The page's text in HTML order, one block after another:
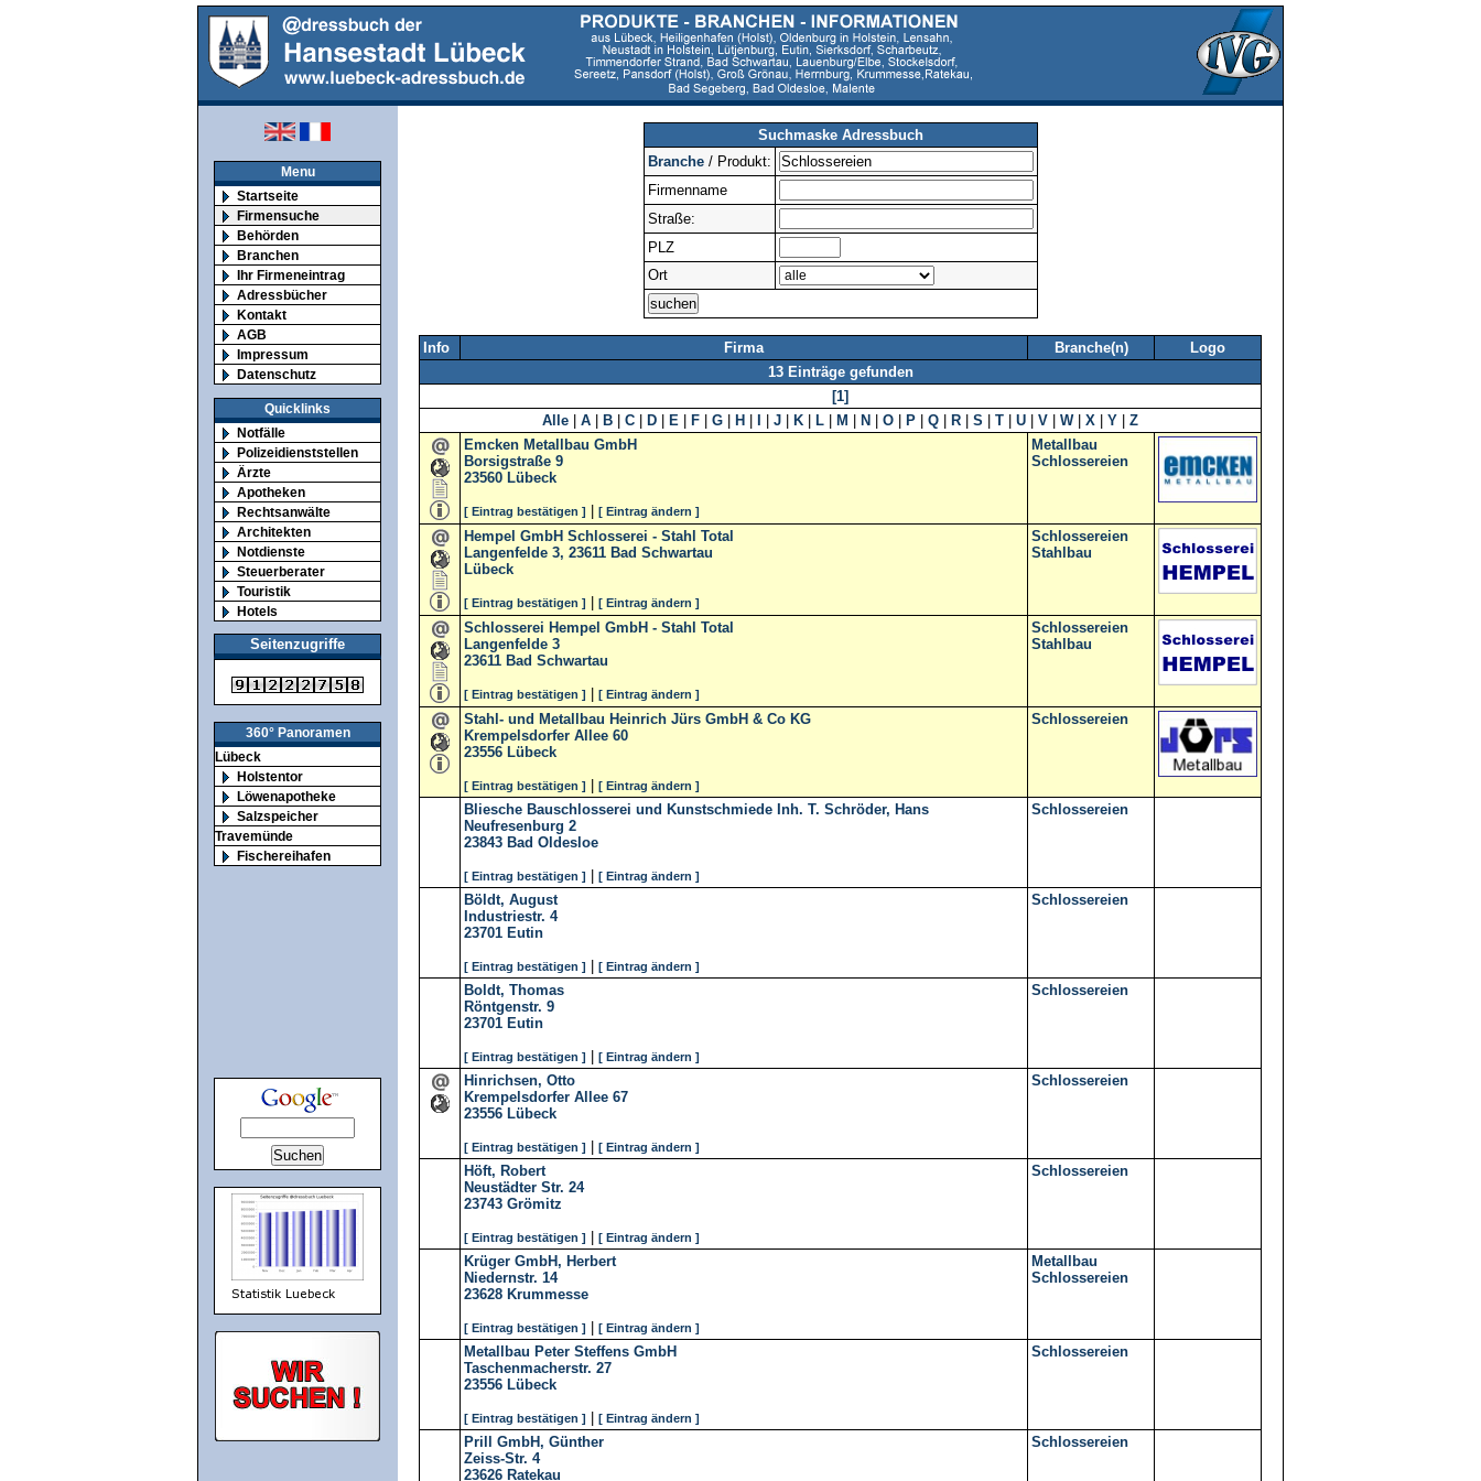
Menu
Startseite
Firmensuche
Behörden
Branchen
Ihr Firmeneintrag
Adressbücher
Kontakt
AGB
Impressum
Datenschutz
Quicklinks
Notfälle
Polizeidienststellen
Ärzte
Apotheken
Rechtsanwälte
Architekten
Notdienste
Steuerberater
Touristik
Hotels
Seitenzugriffe
360° Panoramen
Lübeck
Holstentor
Löwenapotheke
Salzspeicher
Travemünde
Fischereihafen
Suchmaske Adressbuch
Branche/ Produkt:
Firmenname
Straße:
PLZ
Ort
Info Firma Branche(n)
Logo
13 Einträge gefunden
[1]
Alle
A B C D E F G H J K L M N O P Q R S T U V W| X Y
Z
Emcken Metallbau GmbH
Borsigstraße 9
23560 Lübeck
[ Eintrag bestätigen ] [ Eintrag ändern ]
Metallbau
Schlossereien
Hempel GmbH Schlosserei - Stahl Total
Langenfelde 3, 23611 Bad Schwartau
Lübeck
[ Eintrag bestätigen ] [ Eintrag ändern ]
Schlossereien
Stahlbau
Schlosserei Hempel GmbH - Stahl Total
Langenfelde 3
23611 Bad Schwartau
[ Eintrag bestätigen ] [ Eintrag ändern ]
Schlossereien
Stahlbau
Stahl- und Metallbau Heinrich Jürs GmbH & Co KG
Krempelsdorfer Allee 60
23556 Lübeck
[ Eintrag bestätigen ] [ Eintrag ändern ]
Schlossereien
Bliesche Bauschlosserei und Kunstschmiede Inh. T. Schröder, Hans
Neufresenburg 2
23843 Bad Oldesloe
[ Eintrag bestätigen ] [ Eintrag ändern ]
Schlossereien
Böldt, August
Industriestr. 4
23701 Eutin
[ Eintrag bestätigen ] [ Eintrag ändern ]
Schlossereien
Boldt, Thomas
Röntgenstr. 9
23701 Eutin
[ Eintrag bestätigen ] [ Eintrag ändern ]
Schlossereien
Hinrichsen, Otto
Krempelsdorfer Allee 67
23556 Lübeck
[ Eintrag bestätigen ] [ Eintrag ändern ]
Schlossereien
Höft, Robert
Neustädter Str. 24
23743 Grömitz
[ Eintrag bestätigen ] [ Eintrag ändern ]
Schlossereien
Krüger GmbH, Herbert
Niedernstr. 14
23628 Krummesse
[ Eintrag bestätigen ] [ Eintrag ändern ]
Metallbau
Schlossereien
Metallbau Peter Steffens GmbH
Taschenmacherstr. 27
23556 Lübeck
[ Eintrag bestätigen ] [ Eintrag ändern ]
Schlossereien
Prill GmbH, Günther
Zeiss-Str. 4
23626 Ratekau
Schlossereien